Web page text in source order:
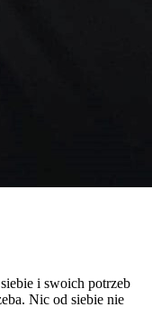
i swoich potrzeb
Nic od siebie nie